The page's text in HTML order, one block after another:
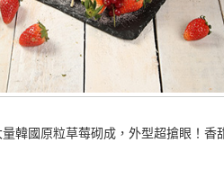
韓國原粒草莓砌成，外型超搶眼！香